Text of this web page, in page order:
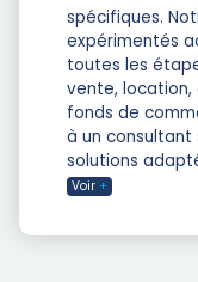
spécifiques.
expérimentés
toutes les
vente,
fonds de
à un consultant
solutions
Voir +